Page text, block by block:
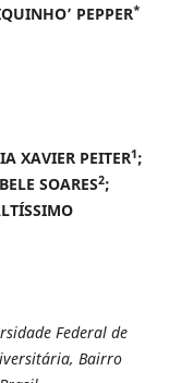
PEPPER*
XAVIER PEITER1;
SOARES2;
Federal de
Bairro